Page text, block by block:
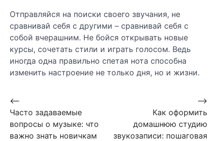
Отправляйся на поиски своего звучания, не
сравнивай себя с другими – сравнивай себя с
собой вчерашним. Не бойся открывать новые
курсы, сочетать стили и играть голосом. Ведь
иногда одна правильно спетая нота способна
изменить настроение не только дня, но и жизни.
Навигация
по
записям
⟵
Часто задаваемые
вопросы о музыке: что
важно знать новичкам
Как оформить
домашнюю студию
звукозаписи: пошаговая
⟶